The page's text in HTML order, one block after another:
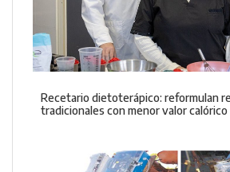
Recetario dietoterápico: reformulan
tradicionales con menor valor calórico